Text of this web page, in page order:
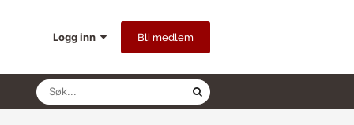
Logg inn Bli medlem